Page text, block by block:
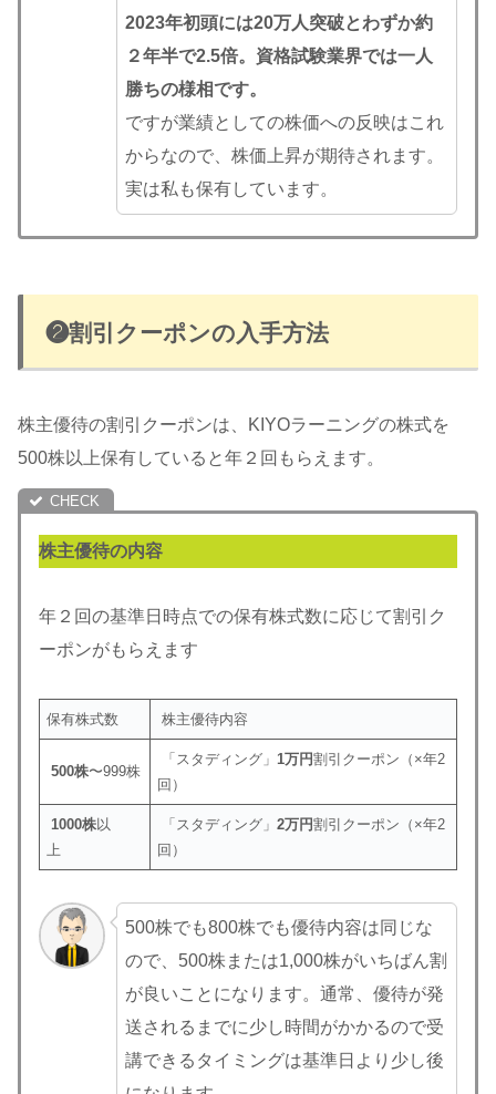
2023年初頭には20万人突破とわずか約
２年半で2.5倍。資格試験業界では一人
勝ちの様相です。
ですが業績としての株価への反映はこれ
からなので、株価上昇が期待されます。
実は私も保有しています。
❷割引クーポンの入手方法
株主優待の割引クーポンは、KIYOラーニングの株式を
500株以上保有していると年２回もらえます。
株主優待の内容
年２回の基準日時点での保有株式数に応じて割引ク
ーポンがもらえます
保有株式数 株主優待内容
500株〜999株
「スタディング」 1万円割引クーポン（×年2
回）
1000株以
上
「スタディング」2万円割引クーポン（×年2
回）
500株でも800株でも優待内容は同じな
ので、500株または1,000株がいちばん割
が良いことになります。通常、優待が発
送されるまでに少し時間がかかるので受
講できるタイミングは基準日より少し後